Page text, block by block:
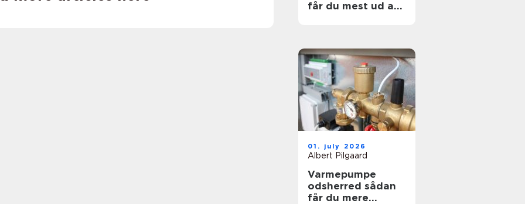
får du mest ud af
01. july 2026
Albert Pilgaard
Varmepumpe
odsherred sådan
får du mere